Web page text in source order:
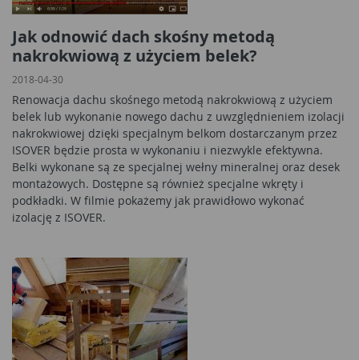
Jak odnowić dach skośny metodą
nakrokwiową z użyciem belek?
2018-04-30
Renowacja dachu skośnego metodą nakrokwiową z użyciem
belek lub wykonanie nowego dachu z uwzględnieniem izolacji
nakrokwiowej dzięki specjalnym belkom dostarczanym przez
ISOVER będzie prosta w wykonaniu i niezwykle efektywna.
Belki wykonane są ze specjalnej wełny mineralnej oraz desek
montażowych. Dostępne są również specjalne wkręty i
podkładki. W filmie pokażemy jak prawidłowo wykonać
izolację z ISOVER.